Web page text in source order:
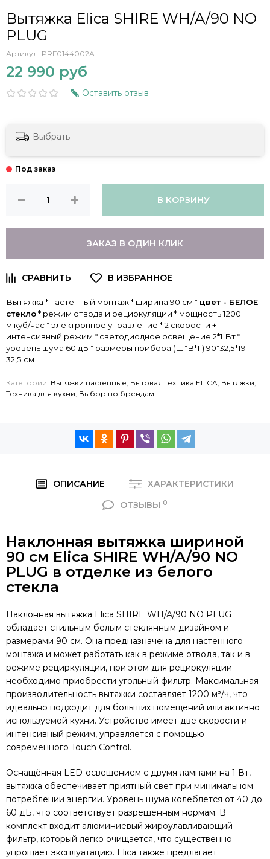
Вытяжка Elica SHIRE WH/A/90 NO
PLUG
Артикул: PRF0144002A
22 990 руб
Оставить отзыв
Выбрать
В КОРЗИНУ
ЗАКАЗ В ОДИН КЛИК
Вытяжка * настенный монтаж * ширина 90 см * цвет - БЕЛОЕ
стекло* режим отвода и рециркуляции * мощность 1200
м.куб/час * электронное управление * 2 скорости +
интенсивный режим * светодиодное освещение 2*1 Вт *
уровень шума 60 дБ * размеры прибора (Ш*В*Г) 90*32,5*19-
32,5 см
Категории: Вытяжки настенные, Бытовая техника ELICA, Вытяжки,
Техника для кухни, Выбор по брендам
ОПИСАНИЕ
ХАРАКТЕРИСТИКИ
ОТЗЫВЫ 0
Наклонная вытяжка шириной
90 см Elica SHIRE WH/A/90 NO
PLUG в отделке из белого
стекла
Наклонная вытяжка Elica SHIRE WH/A/90 NO PLUG
обладает стильным белым стеклянным дизайном и
размерами 90 см. Она предназначена для настенного
монтажа и может работать как в режиме отвода, так и в
режиме рециркуляции, при этом для рециркуляции
необходимо приобрести угольный фильтр. Максимальная
производительность вытяжки составляет 1200 м³/ч, что
идеально подходит для больших помещений или активно
используемой кухни. Устройство имеет две скорости и
интенсивный режим, управляется с помощью
современного Touch Control.
Оснащённая LED-освещением с двумя лампами на 1 Вт,
вытяжка обеспечивает приятный свет при минимальном
потреблении энергии. Уровень шума колеблется от 40 до
60 дБ, что соответствует разрешённым нормам. В
комплект входит алюминиевый жироулавливающий
фильтр, который легко очищается, что существенно
упрощает эксплуатацию. Elica также предлагает